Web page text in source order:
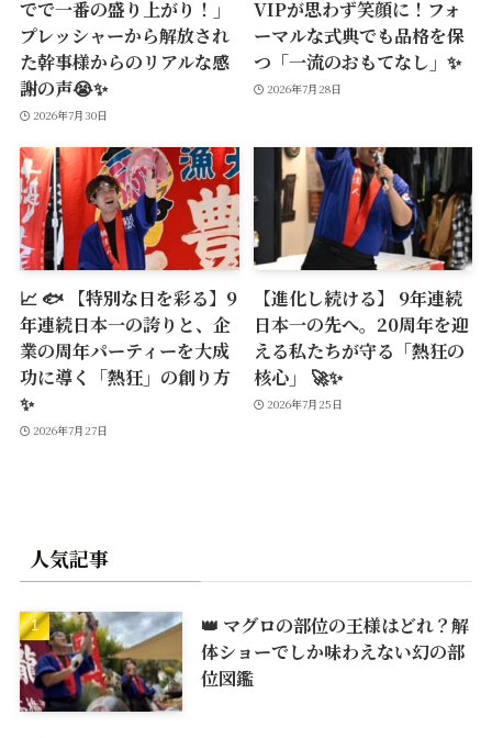
でで一番の盛り上がり！」
プレッシャーから解放され
た幹事様からのリアルな感
謝の声😭✨
2026年7月30日
VIPが思わず笑顔に！フォ
ーマルな式典でも品格を保
つ「一流のおもてなし」✨
2026年7月28日
📈 🐟 【特別な日を彩る】9
年連続日本一の誇りと、企
業の周年パーティーを大成
功に導く「熱狂」の創り方
✨
2026年7月27日
【進化し続ける】 9年連続
日本一の先へ。20周年を迎
える私たちが守る「熱狂の
核心」 🚀✨
2026年7月25日
人気記事
👑 マグロの部位の王様はどれ？解
体ショーでしか味わえない幻の部
位図鑑